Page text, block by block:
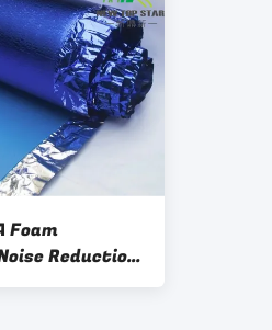
Foam
Reduction